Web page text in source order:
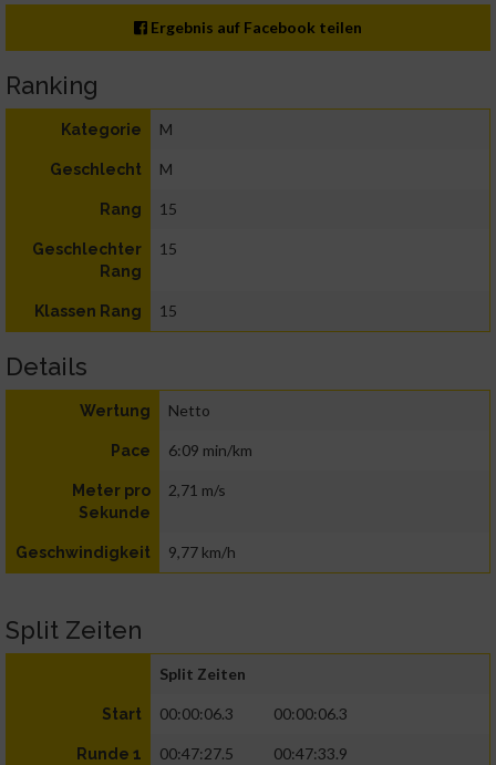
Ergebnis auf Facebook teilen
Ranking
Kategorie M
Geschlecht M
Rang 15
Geschlechter
Rang
15
Klassen Rang 15
Details
Wertung Netto
Pace 6:09 min/km
Meter pro
Sekunde
2,71 m/s
Geschwindigkeit 9,77 km/h
Split Zeiten
Split Zeiten
Start 00:00:06.3 00:00:06.3
Runde 1 00:47:27.5 00:47:33.9